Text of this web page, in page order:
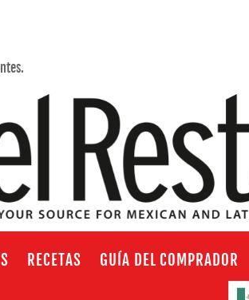
RECETAS GUÍA DEL COMPRADOR